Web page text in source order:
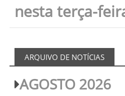
nesta terça-
ARQUIVO DE NOTÍCIAS
AGOSTO 2026